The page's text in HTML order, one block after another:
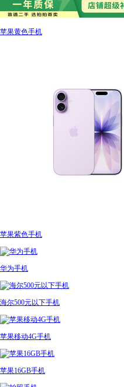
苹果黄色手机
苹果紫色手机
华为手机
海尔500元以下手机
苹果移动4G手机
苹果16GB手机